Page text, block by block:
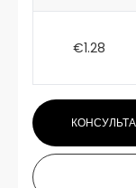
€1.28